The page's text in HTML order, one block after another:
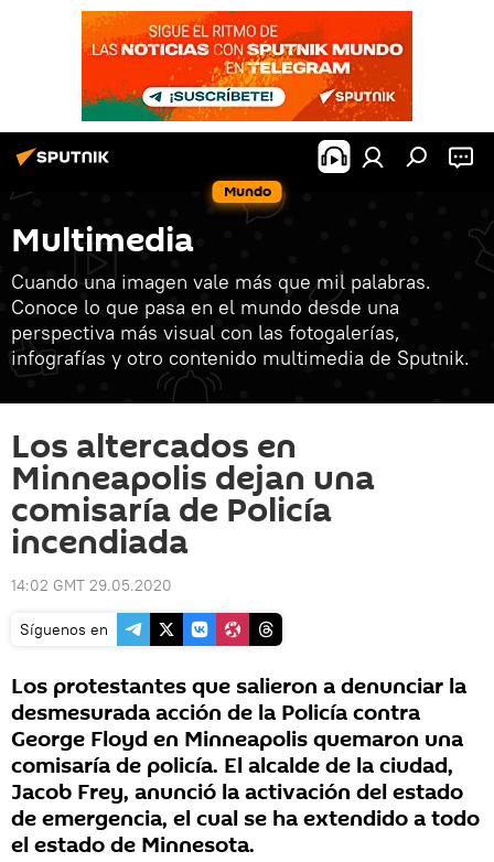
Mundo
Multimedia
Cuando una imagen vale más que mil palabras.
Conoce lo que pasa en el mundo desde una
perspectiva más visual con las fotogalerías,
infografías y otro contenido multimedia de Sputnik.
Los altercados en
Minneapolis dejan una
comisaría de Policía
incendiada
14:02 GMT 29.05.2020
Síguenos en
Los protestantes que salieron a denunciar la
desmesurada acción de la Policía contra
George Floyd en Minneapolis quemaron una
comisaría de policía. El alcalde de la ciudad,
Jacob Frey, anunció la activación del estado
de emergencia, el cual se ha extendido a todo
el estado de Minnesota.